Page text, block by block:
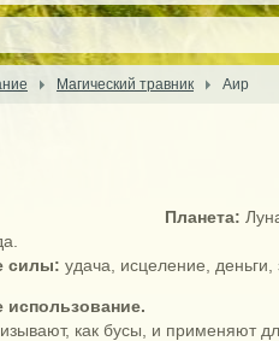
Магический травник Аир
Планета:
силы: удача, исцеление, деньги,
использование.
как бусы, и применяют